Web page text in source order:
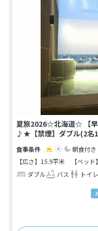
夏旅2026☆北海道☆ 【
♪★【禁煙】ダブル(2名
朝食付き
【広さ】15.9平米
【ベッ
ダブル
バス トイレ